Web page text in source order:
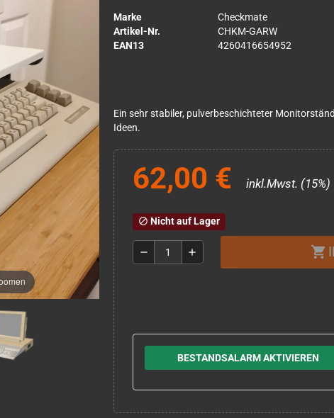
Marke
Checkmate
Artikel-Nr.
CHKM-GARW
EAN13
4260416654952
Ein sehr stabiler, pulverbeschichteter
Ideen.
62,00 € inkl.Mwst. (15%)
block Nicht auf Lager
remove add shopping_cart
BESTANDSALARM AKTIVIEREN